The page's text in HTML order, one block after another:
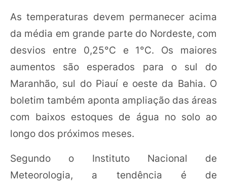
As temperaturas devem permanecer acima
da média em grande parte do Nordeste, com
desvios entre 0,25°C e 1°C. Os maiores
aumentos são esperados para o sul do
Maranhão, sul do Piauí e oeste da Bahia. O
boletim também aponta ampliação das áreas
com baixos estoques de água no solo ao
longo dos próximos meses.
Segundo o Instituto Nacional de
Meteorologia, a tendência é de